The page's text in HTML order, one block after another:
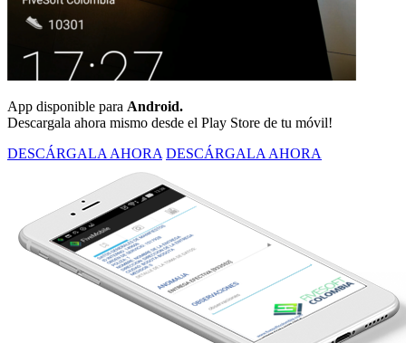
App disponible para Android.
Descargala ahora mismo desde el Play Store de tu móvil!
DESCÁRGALA AHORA DESCÁRGALA AHORA